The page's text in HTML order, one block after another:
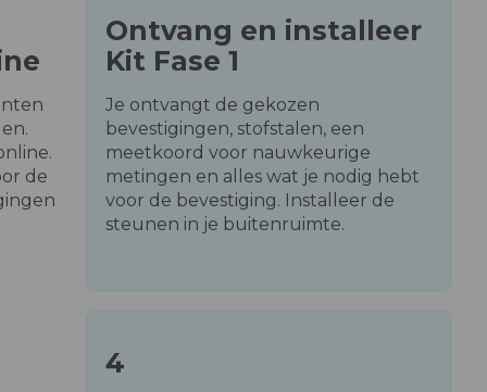
de
Ontvang en installeer
Kit Fase 1
Je ontvangt de gekozen
bevestigingen, stofstalen, een
meetkoord voor nauwkeurige
metingen en alles wat je nodig hebt
voor de bevestiging. Installeer de
steunen in je buitenruimte.
4